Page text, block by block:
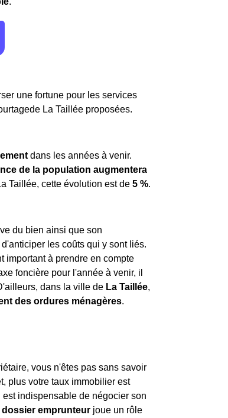
une fortune pour les services
La Taillée proposées.
dans les années à venir.
de la population augmentera
Taillée, cette évolution est de 5 %.
du bien ainsi que son
les coûts qui y sont liés.
important à prendre en compte
foncière pour l'année à venir, il
dans la ville de La Taillée,
des ordures ménagères.
vous n'êtes pas sans savoir
plus votre taux immobilier est
est indispensable de négocier son
dossier emprunteur joue un rôle